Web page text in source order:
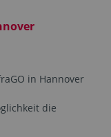
in Hannover
die